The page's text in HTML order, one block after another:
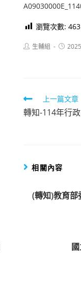
瀏覽次數: 463
Post生輔組
Post
Read
more
上一篇文章
轉知-114年行
相關內容
(轉知)教育